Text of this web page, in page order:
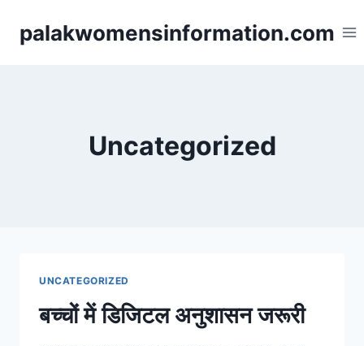
palakwomensinformation.com
Uncategorized
UNCATEGORIZED
बच्चों में डिजिटल अनुशासन जरूरी